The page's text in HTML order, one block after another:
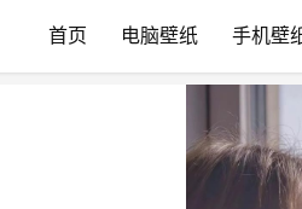
首页 电脑壁纸 手机壁